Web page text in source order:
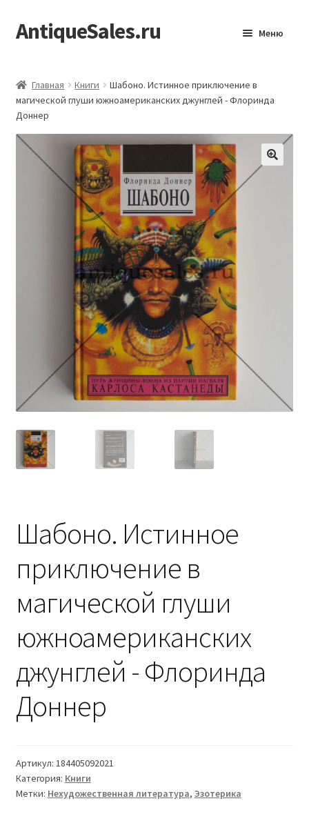
Перейти
к
Перейти
к
AntiqueSales.ru Меню
Главная Книги
Шабоно. Истинное приключение в
магической глуши южноамериканских джунглей - Флоринда
Доннер
Шабоно. Истинное
приключение в
магической глуши
южноамериканских
джунглей - Флоринда
Доннер
Артикул: 184405092021
Категория: Книги
Метки: Нехудожественная литература, Эзотерика